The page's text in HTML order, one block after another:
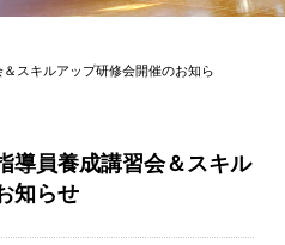
スキルアップ研修会開催のお知ら
導員養成講習会＆スキル
知らせ